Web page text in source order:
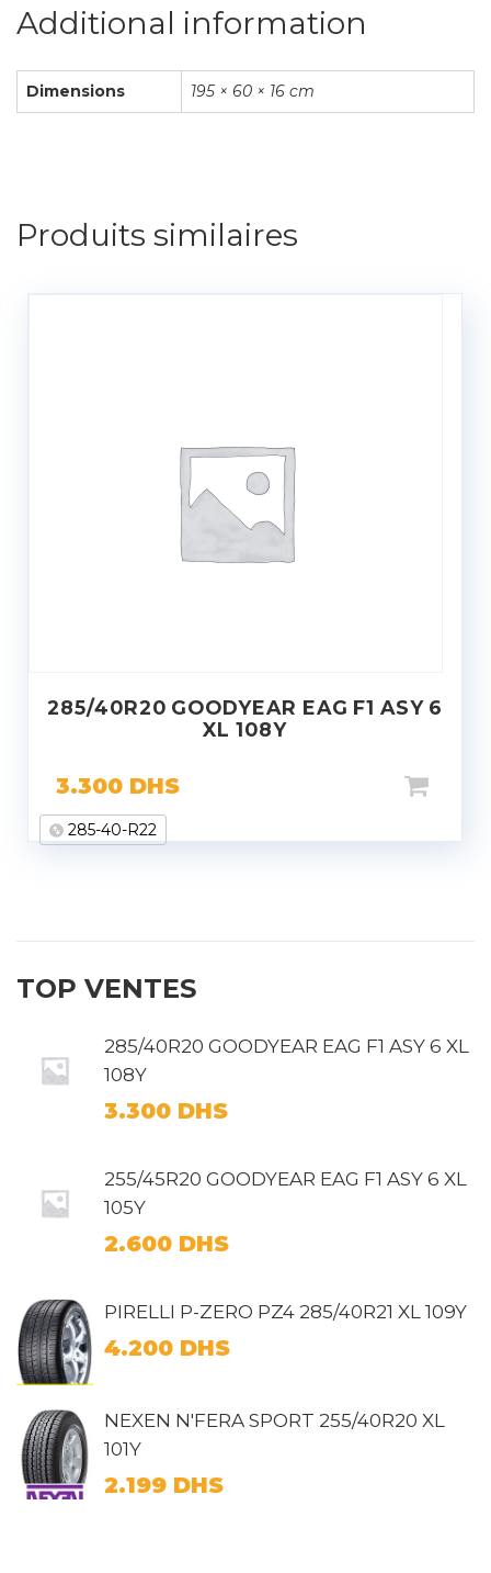
Additional information
Dimensions 195 × 60 × 16 cm
Produits similaires
285/40R20 GOODYEAR EAG F1 ASY 6
XL 108Y
3.300 DHS
285-40-R22
TOP VENTES
285/40R20 GOODYEAR EAG F1 ASY 6 XL
108Y
3.300 DHS
255/45R20 GOODYEAR EAG F1 ASY 6 XL
105Y
2.600 DHS
PIRELLI P-ZERO PZ4 285/40R21 XL 109Y
4.200 DHS
NEXEN N'FERA SPORT 255/40R20 XL
101Y
2.199 DHS